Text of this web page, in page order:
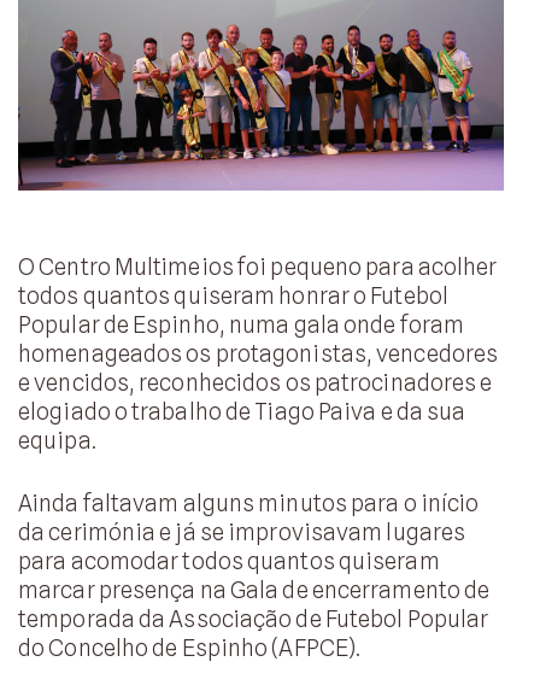
O Centro Multimeios foi pequeno para acolher
todos quantos quiseram honrar o Futebol
Popular de Espinho, numa gala onde foram
homenageados os protagonistas, vencedores
e vencidos, reconhecidos os patrocinadores e
elogiado o trabalho de Tiago Paiva e da sua
equipa.
Ainda faltavam alguns minutos para o início
da cerimónia e já se improvisavam lugares
para acomodar todos quantos quiseram
marcar presença na Gala de encerramento de
temporada da Associação de Futebol Popular
do Concelho de Espinho (AFPCE).